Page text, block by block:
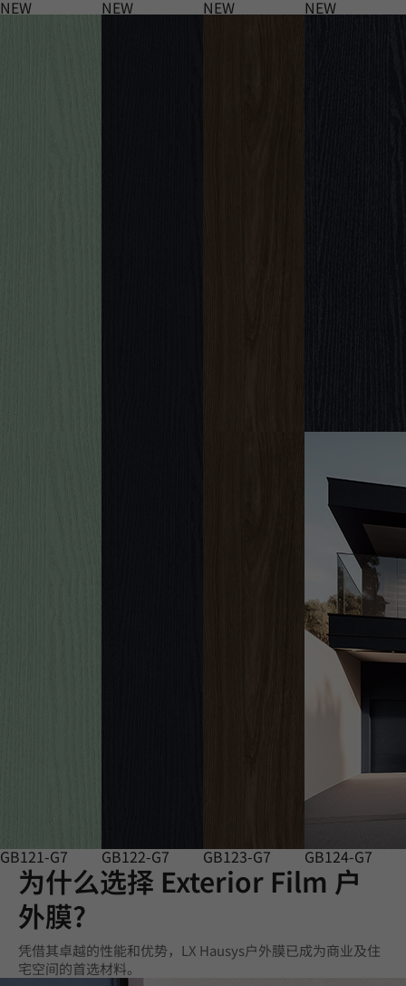
NEW
GB121-G7
NEW
GB122-G7
NEW
GB123-G7
NEW
GB124-G7
为什么选择 Exterior Film 户
外膜?
凭借其卓越的性能和优势，LX Hausys户外膜已成为商业及住
宅空间的首选材料。